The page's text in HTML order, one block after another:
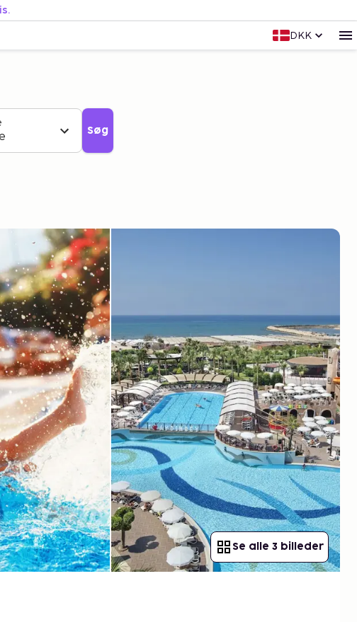
DKK
Søg
Se alle 3 billeder